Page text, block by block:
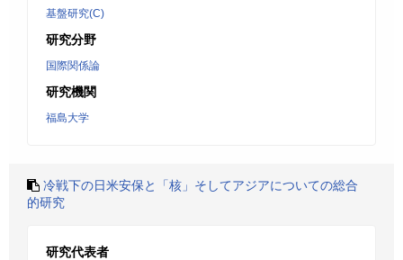
基盤研究(C)
研究分野
国際関係論
研究機関
福島大学
冷戦下の日米安保と「核」そしてアジアについての総合
的研究
研究代表者